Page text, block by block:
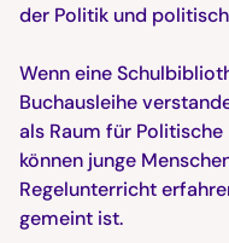
der Politik und
Wenn eine
Buchausleihe
als Raum für
können junge
Regelunterricht
gemeint ist.